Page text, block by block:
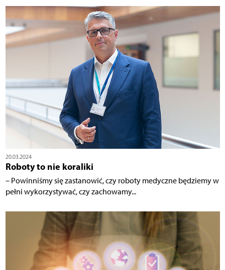
20.03.2024
Roboty to nie koraliki
– Powinniśmy się zastanowić, czy roboty medyczne będziemy w
pełni wykorzystywać, czy zachowamy...